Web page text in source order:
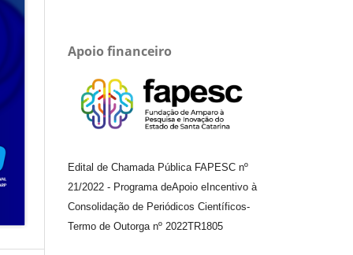
Apoio financeiro
Edital de Chamada Pública FAPESC nº
21/2022 - Programa deApoio e Incentivo à
Consolidação de Periódicos Científicos-
Termo de Outorga nº 2022TR1805